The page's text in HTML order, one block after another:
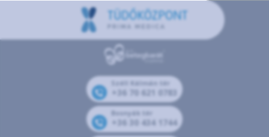
Széll Kálmán tér
+36 70 621 0783
Bosnyák tér
+36 30 434 1744